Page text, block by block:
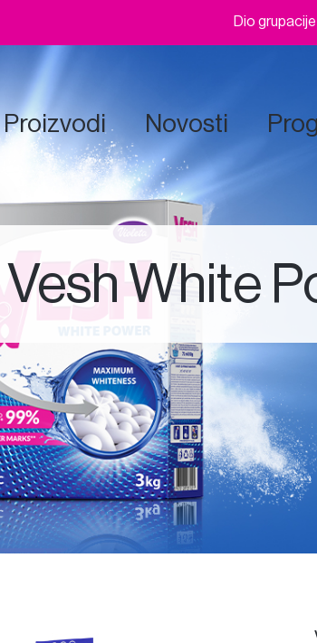
Dio grupacije
Proizvodi Novosti
Vesh White